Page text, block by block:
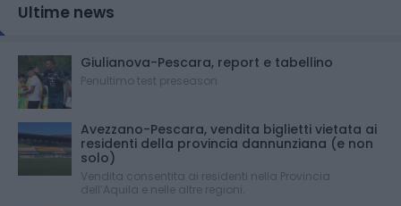
Ultime news
Giulianova-Pescara, report e tabellino
Penultimo test preseason
Avezzano-Pescara, vendita biglietti vietata ai
residenti della provincia dannunziana (e non
solo)
Vendita consentita ai residenti nella Provincia
dell’Aquila e nelle altre regioni.